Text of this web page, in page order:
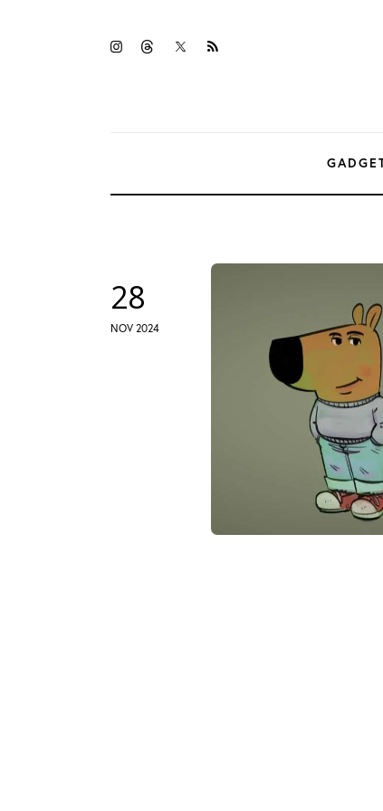
instagramm
threadstwitter-
rss
28
NOV 2024